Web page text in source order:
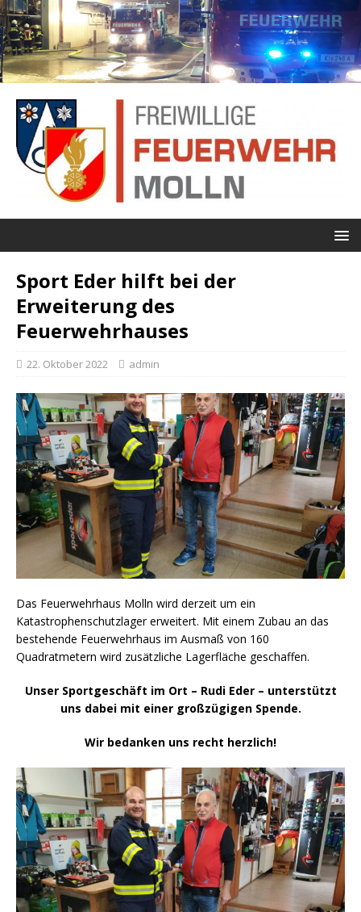
Sport Eder hilft bei der
Erweiterung des
Feuerwehrhauses
22. Oktober 2022 admin
Das Feuerwehrhaus Molln wird derzeit um ein
Katastrophenschutzlager erweitert. Mit einem Zubau an das
bestehende Feuerwehrhaus im Ausmaß von 160
Quadratmetern wird zusätzliche Lagerfläche geschaffen.
Unser Sportgeschäft im Ort – Rudi Eder – unterstützt
uns dabei mit einer großzügigen Spende.
Wir bedanken uns recht herzlich!